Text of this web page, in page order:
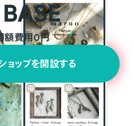
額費用0円
ョップを開設する